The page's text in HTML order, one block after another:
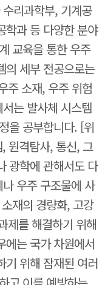
리과학부, 기계공
학과 등 다양한 분야
교육을 통한 우주
의 세부 전공으로는
주 소재, 우주 위험
는 발사체 시스템
을 공부합니다. [위
원격탐사, 통신, 그
광학에 관해서도 다
우주 구조물에 사
재의 경량화, 고강
제를 해결하기 위해
는 국가 차원에서
기 위해 잠재된 여러